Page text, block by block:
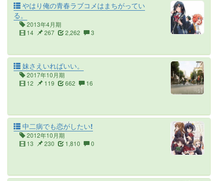
やはり俺の青春ラブコメはまちがってい
る。
2013年4月期
14
267 2,262 3
妹さえいればいい。
2017年10月期
12
119 662 16
中二病でも恋がしたい!
2012年10月期
13
230 1,810 0